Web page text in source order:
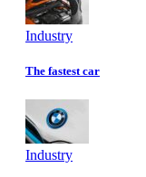
Industry
The fastest car
Industry